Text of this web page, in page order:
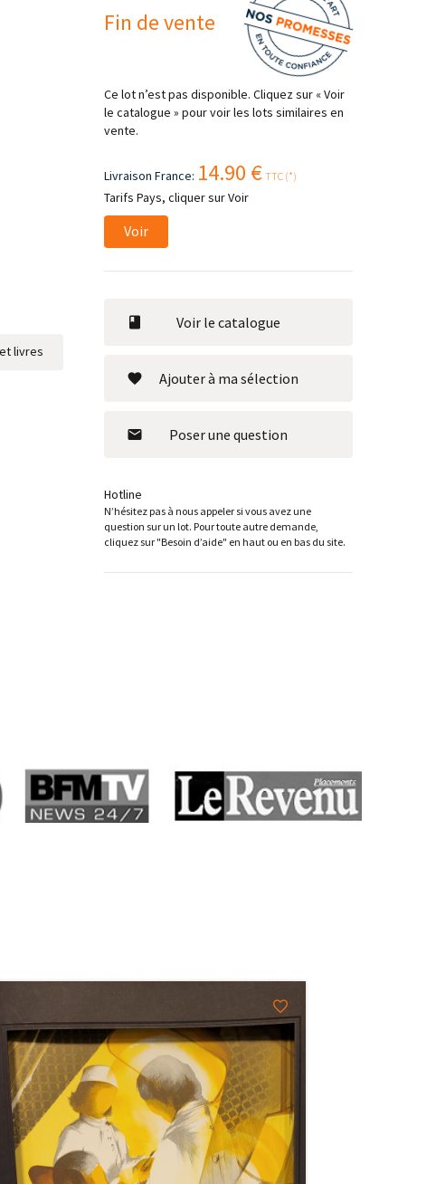
livres
Fin de vente
Ce lot n’est pas disponible. Cliquez sur « Voir
le catalogue » pour voir les lots similaires en
vente.
Livraison France: 14.90 € TTC (*)
Tarifs Pays, cliquer sur Voir
Voir
Voir le catalogue
Ajouter à ma sélection
Poser une question
Hotline
N’hésitez pas à nous appeler si vous avez une
question sur un lot. Pour toute autre demande,
cliquez sur "Besoin d’aide" en haut ou en bas du site.